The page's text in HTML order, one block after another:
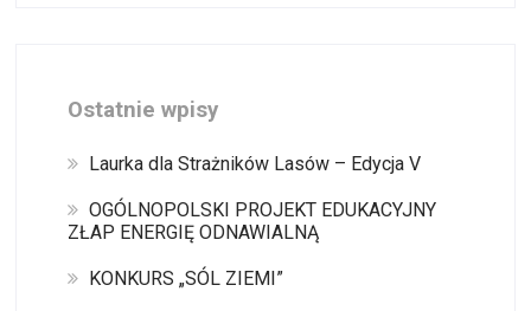
Ostatnie wpisy
Laurka dla Strażników Lasów – Edycja V
OGÓLNOPOLSKI PROJEKT EDUKACYJNY
ZŁAP ENERGIĘ ODNAWIALNĄ
KONKURS „SÓL ZIEMI”